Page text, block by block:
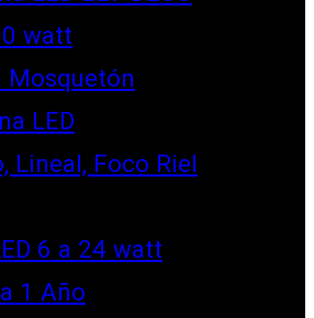
watt
Mosquetón
LED
Lineal, Foco Riel
6 a 24 watt
1 Año